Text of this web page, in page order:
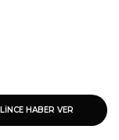
HABER VER